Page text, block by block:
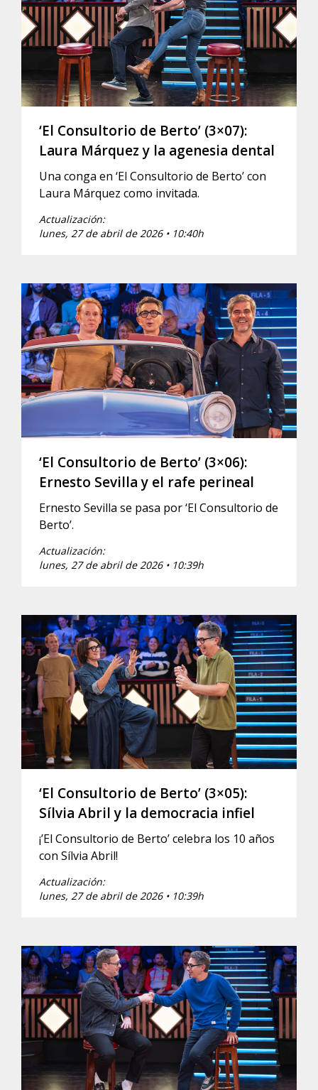
‘El Consultorio de Berto’ (3×07):
Laura Márquez y la agenesia dental
Una conga en ‘El Consultorio de Berto’ con
Laura Márquez como invitada.
Actualización:
lunes, 27 de abril de 2026 • 10:40h
‘El Consultorio de Berto’ (3×06):
Ernesto Sevilla y el rafe perineal
Ernesto Sevilla se pasa por ‘El Consultorio de
Berto’.
Actualización:
lunes, 27 de abril de 2026 • 10:39h
‘El Consultorio de Berto’ (3×05):
Sílvia Abril y la democracia infiel
¡’El Consultorio de Berto’ celebra los 10 años
con Sílvia Abril!
Actualización:
lunes, 27 de abril de 2026 • 10:39h